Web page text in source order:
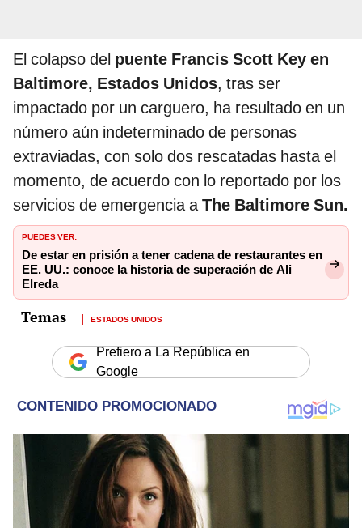
El colapso del puente Francis Scott Key en
Baltimore, Estados Unidos, tras ser
impactado por un carguero, ha resultado en un
número aún indeterminado de personas
extraviadas, con solo dos rescatadas hasta el
momento, de acuerdo con lo reportado por los
servicios de emergencia a The Baltimore Sun.
PUEDES VER:
De estar en prisión a tener cadena de restaurantes en
EE. UU.: conoce la historia de superación de Ali
Elreda
ESTADOS UNIDOS
Prefiero a La República en
Google